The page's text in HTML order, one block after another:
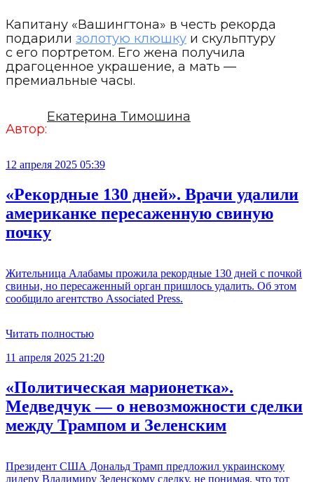
Капитану «Вашингтона» в честь рекорда
подарили золотую клюшку и скульптуру
с его портретом. Его жена получила
драгоценное украшение, а мать —
премиальные часы.
Автор:
Екатерина Тимошина
12 апреля 2025 05:39
«Рекордные 130 дней». Врачи удалили
американке пересаженную свиную
почку
Жительница Алабамы прожила рекордные 130 дней с почкой
свиньи, но пересаженный орган пришлось удалить. Об этом
сообщило агентство Associated Press.
Читать полностью
11 апреля 2025 21:20
«Политическая марионетка».
Медведчук — о невозможности сделки
между Трампом и Зеленским
Президент США Дональд Трамп предложил украинскому
лидеру Владимиру Зеленскому сделку, не понимая, что тот